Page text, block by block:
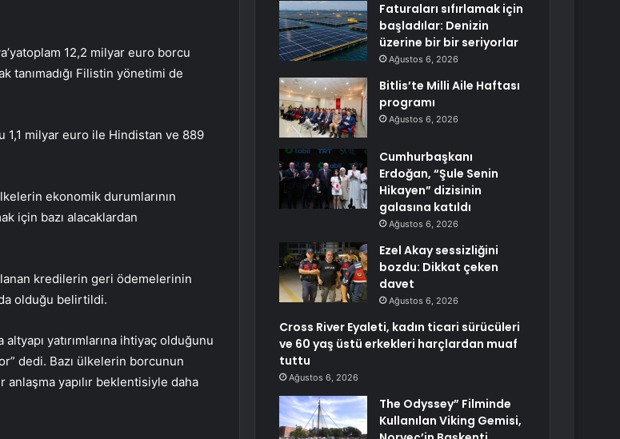
12,2 milyar euro borcu
tanımadığı Filistin yönetimi de
1,1 milyar euro ile Hindistan ve 889
ekonomik durumlarının
için bazı alacaklardan
kredilerin geri ödemelerinin
olduğu belirtildi.
yatırımlarına ihtiyaç olduğunu
dedi. Bazı ülkelerin borcunun
yapılır beklentisiyle daha
Faturaları sıfırlamak için
başladılar: Denizin
üzerine bir bir seriyorlar
Ağustos 6, 2026
Bitlis’te Milli Aile Haftası
programı
Ağustos 6, 2026
Cumhurbaşkanı
Erdoğan, “Şule Senin
Hikayen” dizisinin
galasına katıldı
Ağustos 6, 2026
Ezel Akay sessizliğini
bozdu: Dikkat çeken
davet
Ağustos 6, 2026
Cross River Eyaleti, kadın ticari sürücüleri
ve 60 yaş üstü erkekleri harçlardan muaf
tuttu
Ağustos 6, 2026
The Odyssey” Filminde
Kullanılan Viking Gemisi,